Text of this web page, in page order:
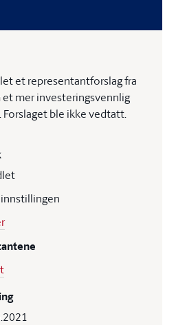
et representantforslag fra
mer investeringsvennlig
ble ikke vedtatt.